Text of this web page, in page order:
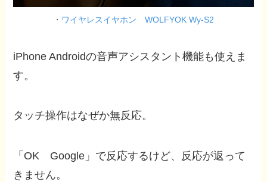
・ ワイヤレスイヤホン WOLFYOK Wy-S2
iPhone Androidの音声アシスタント機能も使えま
す。
タッチ操作はなぜか無反応。
「OK Google」で反応するけど、反応が返って
きません。